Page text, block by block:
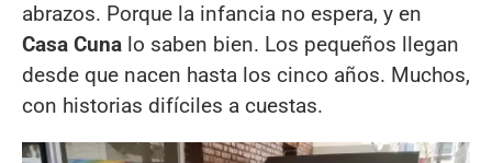
abrazos. Porque la infancia no espera, y en
Casa Cuna lo saben bien. Los pequeños llegan
desde que nacen hasta los cinco años. Muchos,
con historias difíciles a cuestas.